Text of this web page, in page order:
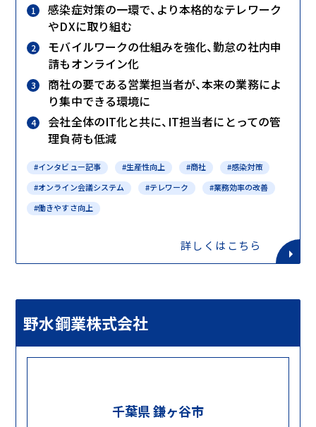
感染症対策の一環で、より本格的なテレワーク
やDXに取り組む
モバイルワークの仕組みを強化、勤怠の社内申
請もオンライン化
商社の要である営業担当者が、本来の業務によ
り集中できる環境に
会社全体のIT化と共に、IT担当者にとっての管
理負荷も低減
#インタビュー記事 #生産性向上 #商社
#感染対策
#オンライン会議システム
#テレワーク
#業務効率の改善
#働きやすさ向上
詳しくはこちら
野水鋼業株式会社
千葉県 鎌ヶ谷市